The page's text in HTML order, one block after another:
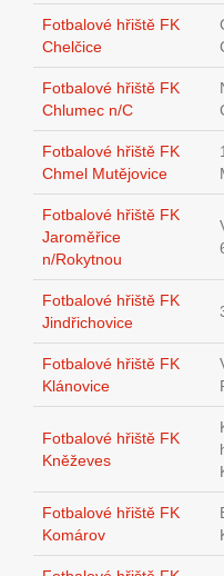
Fotbalové hřiště FK
Chelčice
Fotbalové hřiště FK
Chlumec n/C
Fotbalové hřiště FK
Chmel Mutějovice
Fotbalové hřiště FK
Jaroměřice
n/Rokytnou
Fotbalové hřiště FK
Jindřichovice
Fotbalové hřiště FK
Klánovice
Fotbalové hřiště FK
Kněževes
Fotbalové hřiště FK
Komárov